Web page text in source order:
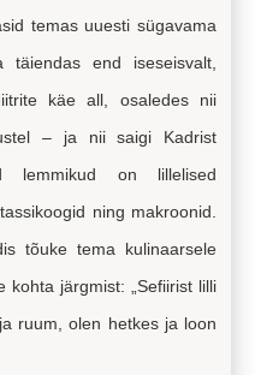
temas uuesti sügavama
täiendas end iseseisvalt,
käe all, osaledes nii
– ja nii saigi Kadrist
lemmikud on lillelised
ning makroonid.
tõuke tema kulinaarsele
kohta järgmist: „Sefiirist lilli
ruum, olen hetkes ja loon